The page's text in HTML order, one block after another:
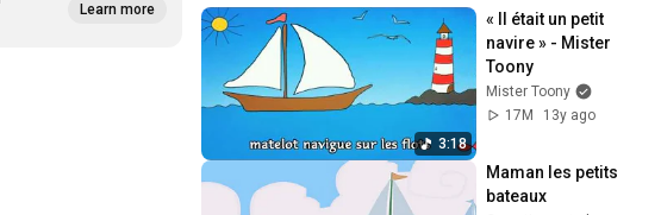
Learn more
paroles) -
Comptines
pour Bébé
- Le Monde
Zibous
petits ! -
Mômeries
Mômeries
3:18
« Il était un petit
navire » - Mister
Toony
Mister Toony
17M
13y ago
Maman les petits
bateaux